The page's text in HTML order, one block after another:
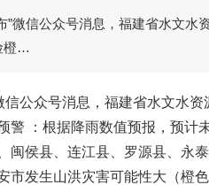
”微信公众号消息，福建省水文水
橙…
信公众号消息，福建省水文水
警 ：根据降雨数值预报，预计
闽侯县、连江县、罗源县、永
市发生山洪灾害可能性大（橙